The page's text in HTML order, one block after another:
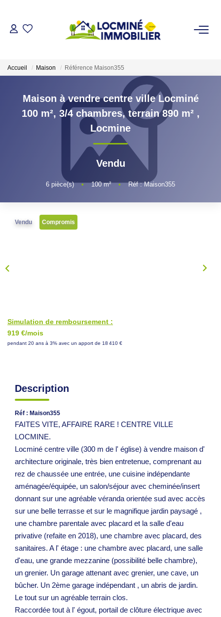
ACHETER
LOUER
ESTIMER
L'AGENCE
NOS CONSEILS
Accueil Maison Référence Maison355
Maison à vendre centre ville Locminé
100 m², 3/4 chambres, terrain 890 m² ,
Locmine
Vendu
6 pièce(s) • 100m² • Réf : Maison355
Vendu Compromis
Simulation de remboursement :
919 €/mois
pendant 20 ans à 3% avec un apport de 18 410 €
Description
Réf : Maison355
FAITES VITE, AFFAIRE RARE ! CENTRE VILLE
LOCMINE.
Locminé centre ville (300 m de l' église) à vendre maison d'
architecture originale, très bien entretenue, comprenant au
rez de chaussée une entrée, une cuisine indépendante
aménagée/équipée, un salon/séjour avec cheminée/insert
donnant sur une agréable véranda orientée sud avec accès
sur une belle terrasse et sur le magnifique jardin paysagé ,
une chambre parentale avec placard et la salle d'eau
privative (refaite en 2018), une chambre avec placard, des
sanitaires. A l' étage : une chambre avec placard, une salle
d'eau, une grande mezzanine (possibilité belle chambre),
un grenier. Un garage attenant avec grenier, une cave, un
bûcher. Un 2ème garage indépendant , un abris de jardin.
Le tout sur un agréable terrain clos.
Raccordée tout à l' égout, portail de clôture électrique avec